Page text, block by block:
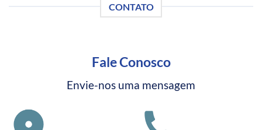
CONTATO
Fale Conosco
Envie-nos uma mensagem